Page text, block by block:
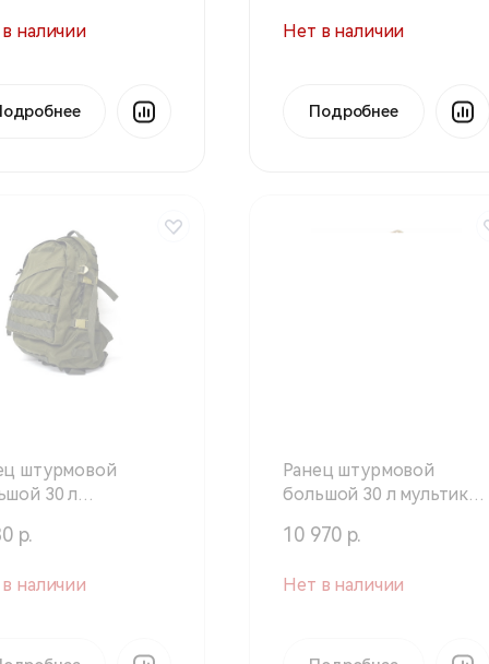
наличии Нет в наличии
Подробнее
штурмовой
30 л
р.
наличии
Ранец штурмовой
большой 30 л мультикам
10 970 р.
Нет в наличии